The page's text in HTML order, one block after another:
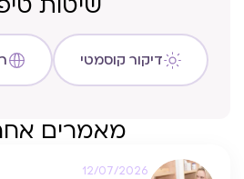
דיקור קוסמטי
מאמרים
12/07/2026